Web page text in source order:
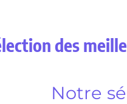
des
Notre